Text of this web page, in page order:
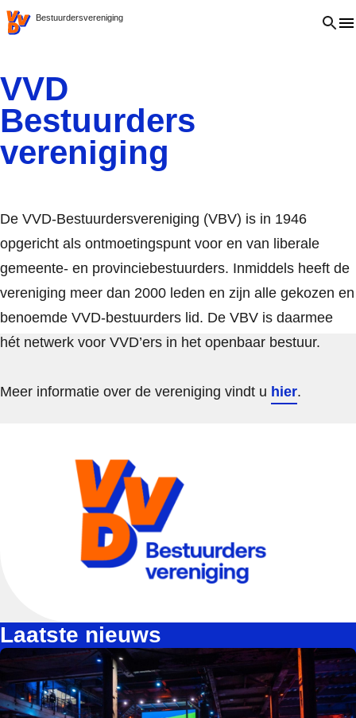
VVD.nlBestuurdersvereniging Open
VVD
Bestuurders
vereniging
De VVD-Bestuurdersvereniging (VBV) is in 1946
opgericht als ontmoetingspunt voor en van liberale
gemeente- en provinciebestuurders. Inmiddels heeft de
vereniging meer dan 2000 leden en zijn alle gekozen en
benoemde VVD-bestuurders lid. De VBV is daarmee
hét netwerk voor VVD’ers in het openbaar bestuur.
Meer informatie over de vereniging vindt u hier.
Laatste nieuws